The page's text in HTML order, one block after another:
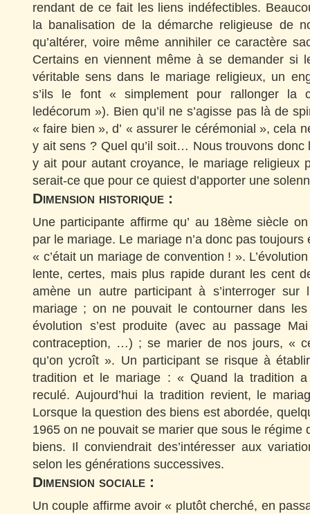
rendant de ce fait les liens indéfectibles.
la banalisation de la démarche religieuse de
qu’altérer, voire même annihiler ce caractère
Certains en viennent même à se demander si
véritable sens dans le mariage religieux, un
s’ils le font « simplement pour rallonger la
ledécorum »). Bien qu’il ne s’agisse pas là de
« faire bien », d’ « assurer le cérémonial », cela
y ait sens ? Quel qu’il soit… Nous trouvons donc
y ait pour autant croyance, le mariage religieux
serait-ce que pour ce quiest d’apporter une
Dimension historique :
Une participante affirme qu’ au 18ème siècle
par le mariage. Le mariage n’a donc pas toujours
« c’était un mariage de convention ! ».
lente, certes, mais plus rapide durant les cent
amène un autre participant à s’interroger sur
mariage ; on ne pouvait le contourner dans
évolution s’est produite (avec au passage
contraception, …) ; se marier de nos jours, «
qu’on ycroît ». Un participant se risque à
tradition et le mariage : « Quand la tradition
reculé. Aujourd’hui la tradition revient, le
Lorsque la question des biens est abordée,
1965 on ne pouvait se marier que sous le régime
biens. Il conviendrait des’intéresser aux
selon les générations successives.
Dimension sociale :
Un couple affirme avoir « plutôt cherché, en